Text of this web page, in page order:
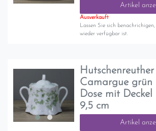
Artikel
Ausverkauft
Lassen Sie sich
wieder verfügbar ist.
Camargue grün
Dose mit Deckel
9,5 cm
Artikel